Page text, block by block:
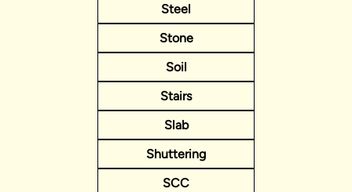
Steel
Stone
Soil
Stairs
Slab
Shuttering
SCC